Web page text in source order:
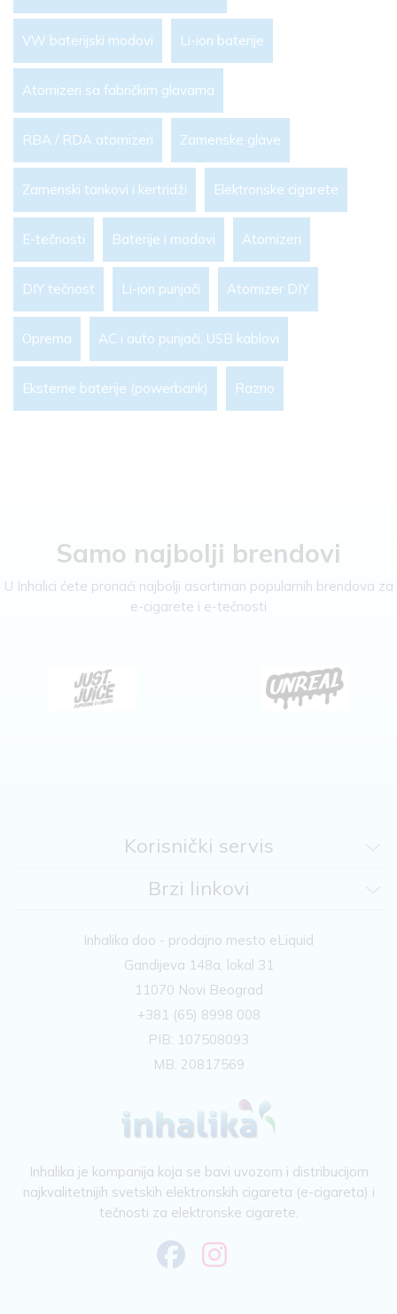
VW baterijski modovi Li-ion baterije
Atomizeri sa fabričkim glavama
RBA / RDA atomizeri Zamenske glave
Zamenski tankovi i kertridži Elektronske cigarete
E-tečnosti Baterije i modovi Atomizeri
DIY tečnost Li-ion punjači Atomizer DIY
Oprema AC i auto punjači, USB kablovi
Eksterne baterije (powerbank) Razno
Samo najbolji brendovi
U Inhalici ćete pronaći najbolji asortiman popularnih brendova za
e-cigarete i e-tečnosti
Korisnički servis
Brzi linkovi
Inhalika doo - prodajno mesto eLiquid
Gandijeva 148a, lokal 31
11070 Novi Beograd
+381 (65) 8998 008
PIB: 107508093
MB: 20817569
Inhalika je kompanija koja se bavi uvozom i distribucijom
najkvalitetnijih svetskih elektronskih cigareta (e-cigareta) i
tečnosti za elektronske cigarete.